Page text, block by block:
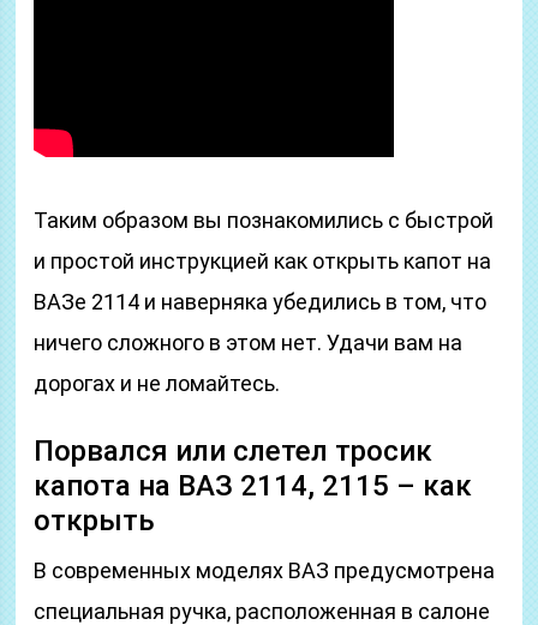
Таким образом вы познакомились с быстрой
и простой инструкцией как открыть капот на
ВАЗе 2114 и наверняка убедились в том, что
ничего сложного в этом нет. Удачи вам на
дорогах и не ломайтесь.
Порвался или слетел тросик
капота на ВАЗ 2114, 2115 – как
открыть
В современных моделях ВАЗ предусмотрена
специальная ручка, расположенная в салоне